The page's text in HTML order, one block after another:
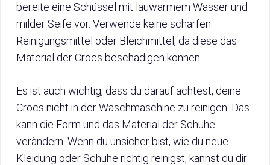
bereite eine Schüssel mit lauwarmem Wasser und
milder Seife vor. Verwende keine scharfen
Reinigungsmittel oder Bleichmittel, da diese das
Material der Crocs beschädigen können.
Es ist auch wichtig, dass du darauf achtest, deine
Crocs nicht in der Waschmaschine zu reinigen. Das
kann die Form und das Material der Schuhe
verändern. Wenn du unsicher bist, wie du neue
Kleidung oder Schuhe richtig reinigst, kannst du dir